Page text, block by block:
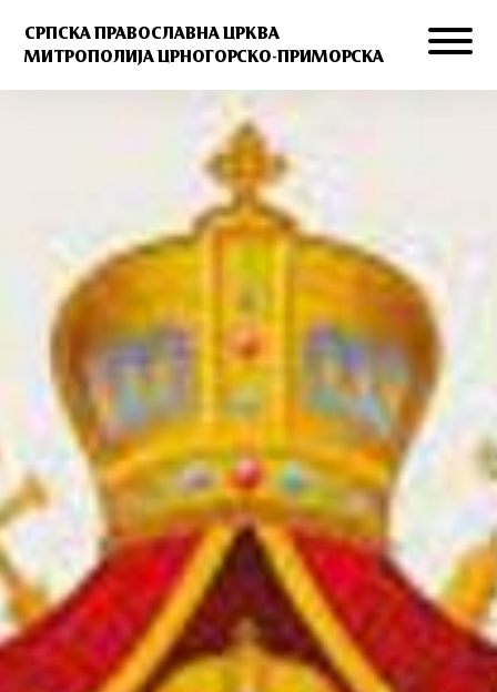
СРПСКА ПРАВОСЛАВНА ЦРКВА
МИТРОПОЛИЈА ЦРНОГОРСКО-ПРИМОРСКА